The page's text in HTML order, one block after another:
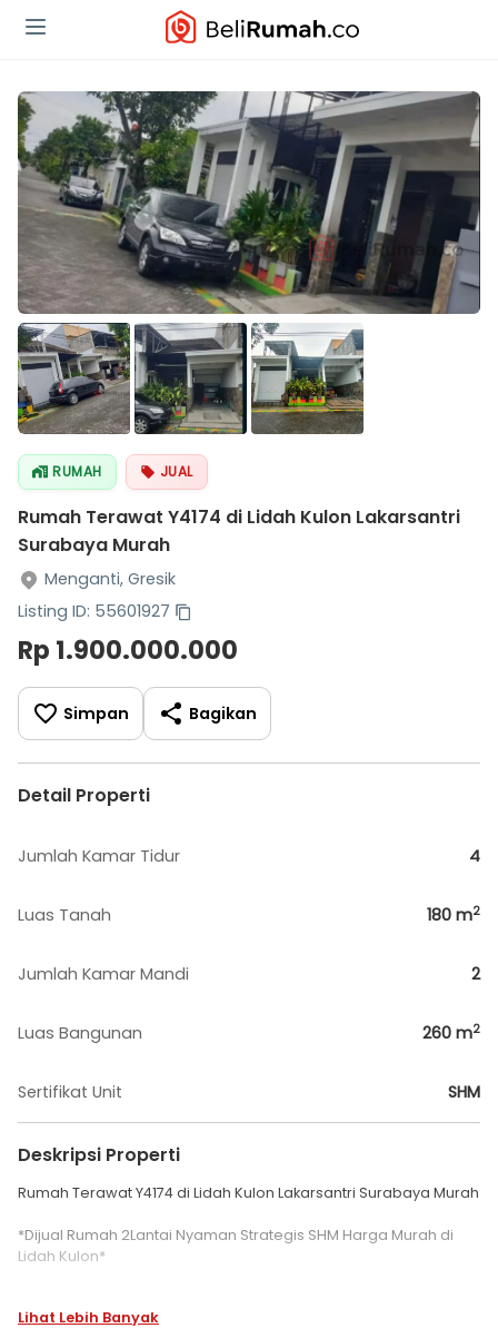
RUMAH JUAL
Rumah Terawat Y4174 di Lidah Kulon Lakarsantri
Surabaya Murah
Menganti, Gresik
Listing ID: 55601927
Rp 1.900.000.000
Simpan Bagikan
Detail Properti
Jumlah Kamar Tidur 4
Luas Tanah 180 m2
Jumlah Kamar Mandi 2
Luas Bangunan 260 m2
Sertifikat Unit SHM
Deskripsi Properti
Rumah Terawat Y4174 di Lidah Kulon Lakarsantri Surabaya Murah
*Dijual Rumah 2Lantai Nyaman Strategis SHM Harga Murah di
Lidah Kulon*
✅ 6 KT, 2 KM
Lihat Lebih Banyak